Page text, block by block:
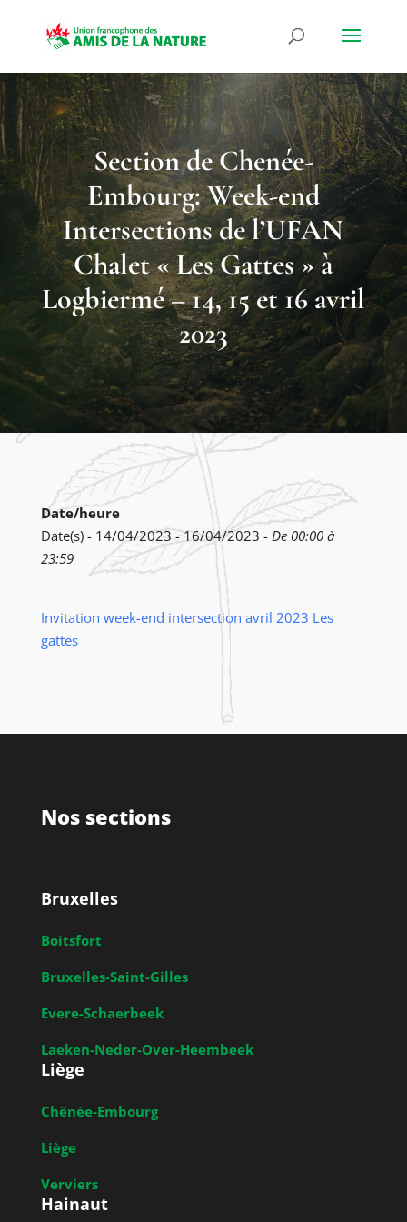
Section de Chenée-
Embourg: Week-end
Intersections de l’UFAN
Chalet « Les Gattes » à
Logbiermé – 14, 15 et 16 avril
2023
Date/heure
Date(s) - 14/04/2023 - 16/04/2023 - De 00:00 à
23:59
Invitation week-end intersection avril 2023 Les
gattes
Nos sections
Bruxelles
Boitsfort
Bruxelles-Saint-Gilles
Evere-Schaerbeek
Laeken-Neder-Over-Heembeek
Liège
Chênée-Embourg
Liège
Verviers
Hainaut